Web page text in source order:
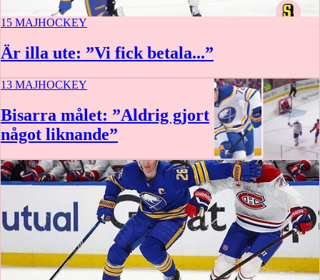
15 MAJHOCKEY
Är illa ute: ”Vi fick betala...”
13 MAJHOCKEY
Bisarra målet: ”Aldrig gjort
något liknande”